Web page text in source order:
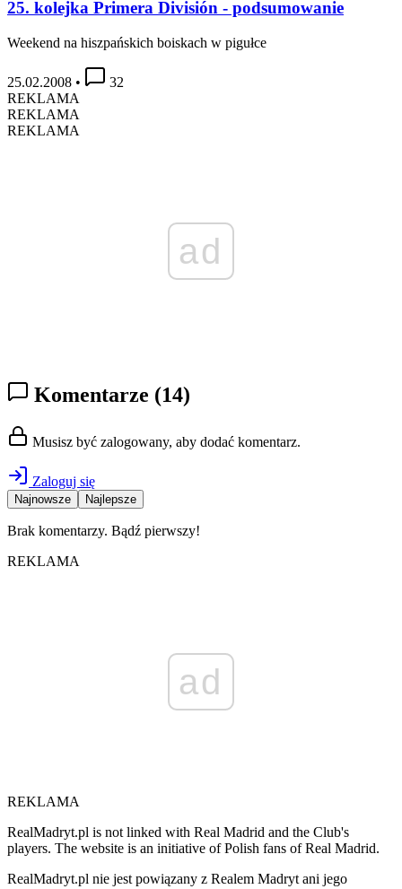
25. kolejka Primera División - podsumowanie
Weekend na hiszpańskich boiskach w pigułce
25.02.2008 •
32
REKLAMA
REKLAMA
REKLAMA
ad
Komentarze (14)
Musisz być zalogowany, aby dodać komentarz.
Zaloguj się
Najnowsze Najlepsze
Brak komentarzy. Bądź pierwszy!
REKLAMA
ad
REKLAMA
RealMadryt.pl is not linked with Real Madrid and the Club's
players. The website is an initiative of Polish fans of Real Madrid.
RealMadryt.pl nie jest powiązany z Realem Madryt ani jego